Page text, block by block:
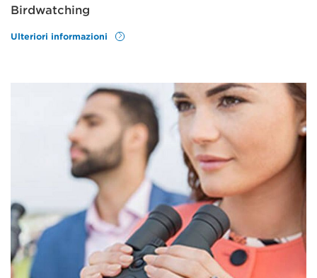
Birdwatching
Ulteriori informazioni